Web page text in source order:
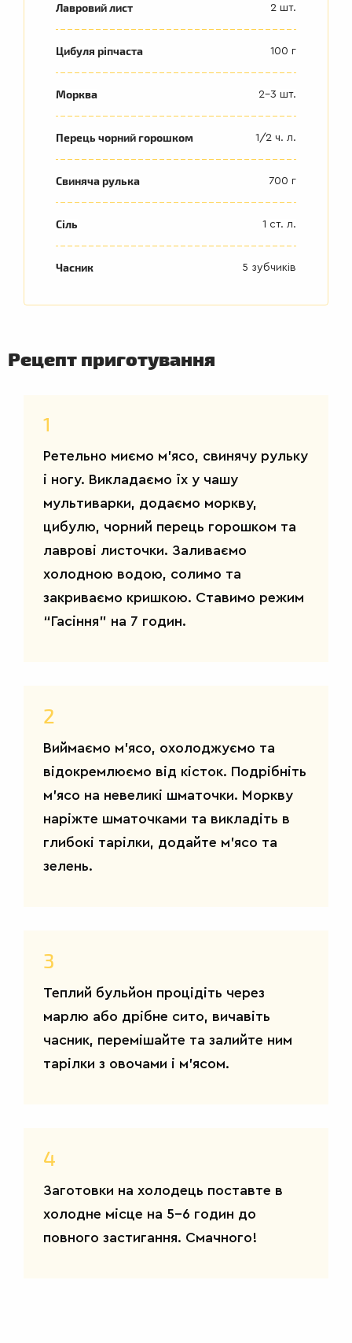
СТРАВИ
Лавровий лист 2 шт.
Цибуля ріпчаста 100 г
Морква 2-3 шт.
Перець чорний горошком 1/2 ч. л.
Свиняча рулька 700 г
Сіль 1 ст. л.
Часник 5 зубчиків
Рецепт приготування
1
Ретельно миємо м’ясо, свинячу рульку
і ногу. Викладаємо їх у чашу
мультиварки, додаємо моркву,
цибулю, чорний перець горошком та
лаврові листочки. Заливаємо
холодною водою, солимо та
закриваємо кришкою. Ставимо режим
“Гасіння” на 7 годин.
2
Виймаємо м’ясо, охолоджуємо та
відокремлюємо від кісток. Подрібніть
м’ясо на невеликі шматочки. Моркву
наріжте шматочками та викладіть в
глибокі тарілки, додайте м’ясо та
зелень.
3
Теплий бульйон процідіть через
марлю або дрібне сито, вичавіть
часник, перемішайте та залийте ним
тарілки з овочами і м’ясом.
4
Заготовки на холодець поставте в
холодне місце на 5-6 годин до
повного застигання. Смачного!